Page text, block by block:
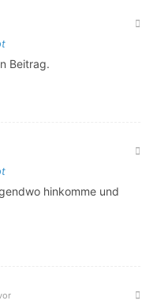
Beitrag.
hinkomme und